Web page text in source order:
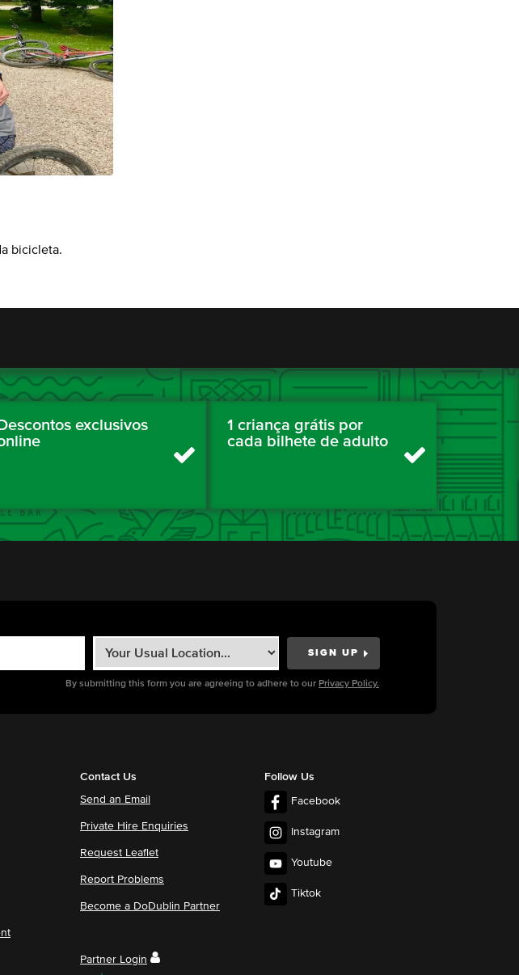
bicicleta.
exclusivos
1 criança grátis por
cada bilhete de adulto
By submitting this form you are agreeing to adhere to our Privacy Policy.
Contact Us
Send an Email
Private Hire Enquiries
Request Leaflet
Report Problems
Become a DoDublin Partner
Partner Login
Follow Us
Facebook
Instagram
Youtube
Tiktok